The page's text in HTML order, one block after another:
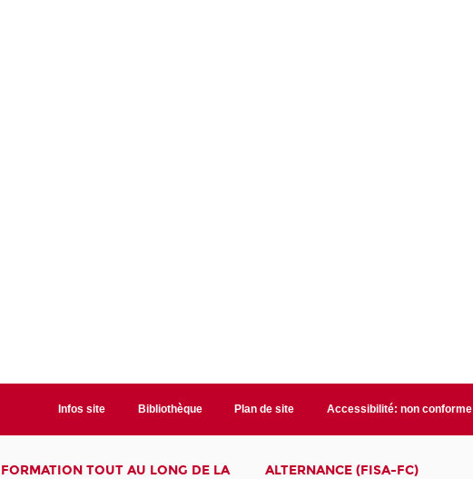
Infos site Bibliothèque Plan de site Accessibilité: non conforme
FORMATION TOUT AU LONG DE LA
ALTERNANCE (FISA-FC)